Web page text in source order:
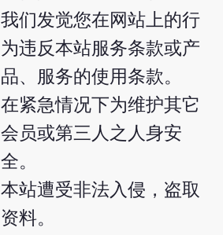
我们发觉您在网站上的行
为违反本站服务条款或产
品、服务的使用条款。
在紧急情况下为维护其它
会员或第三人之人身安
全。
本站遭受非法入侵，盗取
资料。